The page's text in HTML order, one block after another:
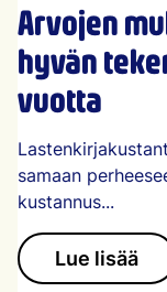
Arvojen
hyvän
vuotta
samaan
kustannus...
Lue lisää